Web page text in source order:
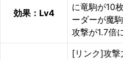
効果：Lv4
に竜駒が10
ーダーが魔
攻撃が1.7倍
[リンク]攻撃